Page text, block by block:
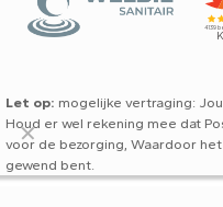
Let op: mogelijke vertraging:
Houd er wel rekening mee dat
voor de bezorging, Waardoor
gewend bent.
✕